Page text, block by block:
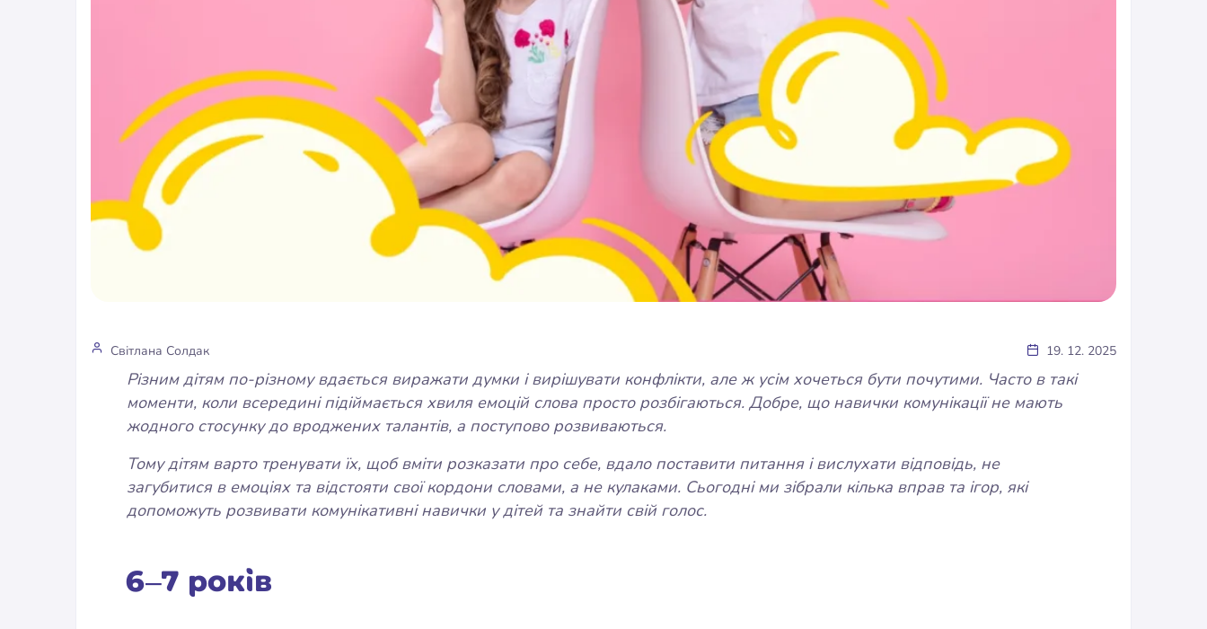
Світлана Солдак 19. 12. 2025
Різним дітям по-різному вдається виражати думки і вирішувати конфлікти, але ж усім хочеться бути почутими. Часто в такі
моменти, коли всередині підіймається хвиля емоцій слова просто розбігаються. Добре, що навички комунікації не мають
жодного стосунку до вроджених талантів, а поступово розвиваються.
Тому дітям варто тренувати їх, щоб вміти розказати про себе, вдало поставити питання і вислухати відповідь, не
загубитися в емоціях та відстояти свої кордони словами, а не кулаками. Сьогодні ми зібрали кілька вправ та ігор, які
допоможуть розвивати комунікативні навички у дітей та знайти свій голос.
6–7 років